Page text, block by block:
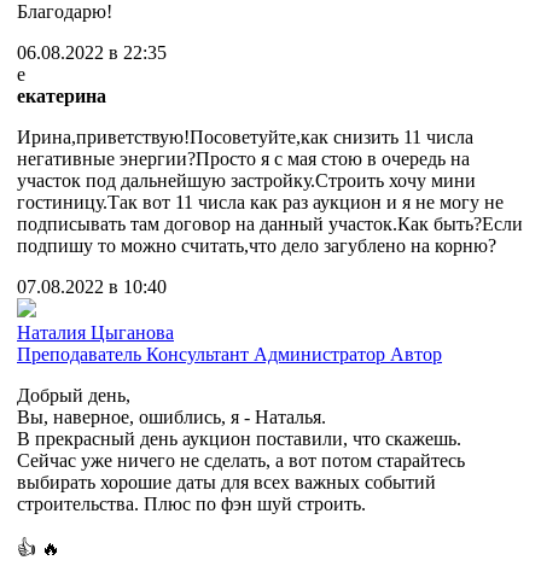
Благодарю!
06.08.2022 в 22:35
е
екатерина
Ирина,приветствую!Посоветуйте,как снизить 11 числа
негативные энергии?Просто я с мая стою в очередь на
участок под дальнейшую застройку.Строить хочу мини
гостиницу.Так вот 11 числа как раз аукцион и я не могу не
подписывать там договор на данный участок.Как быть?Если
подпишу то можно считать,что дело загублено на корню?
07.08.2022 в 10:40
Наталия Цыганова
Преподаватель Консультант Администратор Автор
Добрый день,
Вы, наверное, ошиблись, я - Наталья.
В прекрасный день аукцион поставили, что скажешь.
Сейчас уже ничего не сделать, а вот потом старайтесь
выбирать хорошие даты для всех важных событий
строительства. Плюс по фэн шуй строить.
👍 🔥